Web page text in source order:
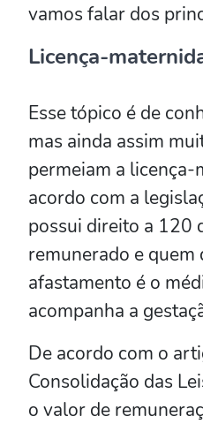
vamos falar dos
Licença-
Esse tópico é de
mas ainda assim
permeiam a licença-
acordo com a
possui direito a 120
remunerado e quem
afastamento é o
acompanha a
De acordo com o
Consolidação das
o valor de